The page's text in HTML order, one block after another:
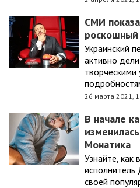
СМИ
Украинский
активно
творческими
26 марта 2021,
В начале
Монатика
Узнайте, как
своей